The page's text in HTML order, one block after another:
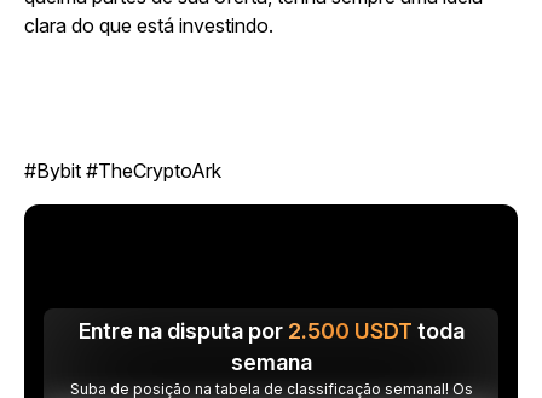
clara do que está investindo.
#Bybit #TheCryptoArk
Entre na disputa por 2.500 USDT toda
semana
Suba de posição na tabela de classificação semanal! Os